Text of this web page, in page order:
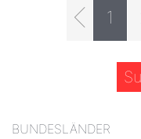
1
BUNDESLÄNDER